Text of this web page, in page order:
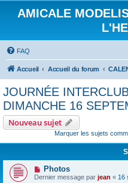
AMICALE
FAQ
Accueil Accueil du forum
JOURNÉE
DIMANCHE 16
Nouveau sujet
Marquer les sujets
Photos
Dernier message par jean « 16